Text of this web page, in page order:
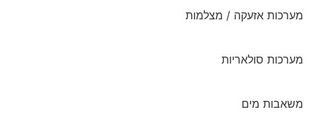
מערכות אזעקה / מצלמות
מערכות סולאריות
משאבות מים